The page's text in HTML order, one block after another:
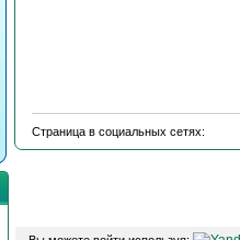
Страница в социальных сетях: